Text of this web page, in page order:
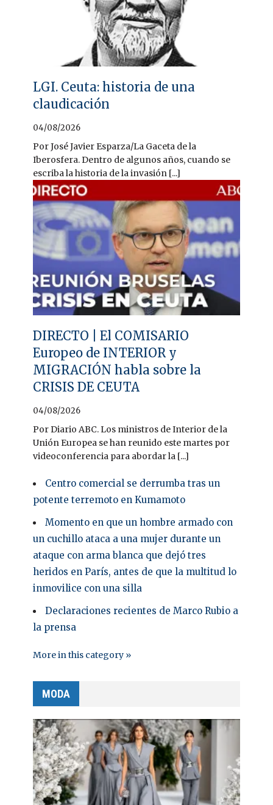
LGI. Ceuta: historia de una
claudicación
04/08/2026
Por José Javier Esparza/La Gaceta de la
Iberosfera. Dentro de algunos años, cuando se
escriba la historia de la invasión [...]
DIRECTO | El COMISARIO
Europeo de INTERIOR y
MIGRACIÓN habla sobre la
CRISIS DE CEUTA
04/08/2026
Por Diario ABC. Los ministros de Interior de la
Unión Europea se han reunido este martes por
videoconferencia para abordar la [...]
Centro comercial se derrumba tras un
potente terremoto en Kumamoto
Momento en que un hombre armado con
un cuchillo ataca a una mujer durante un
ataque con arma blanca que dejó tres
heridos en París, antes de que la multitud lo
inmovilice con una silla
Declaraciones recientes de Marco Rubio a
la prensa
More in this category »
MODA